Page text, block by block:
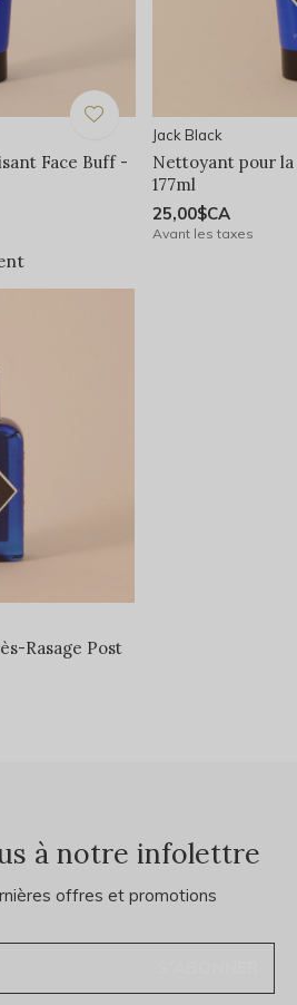
Face Buff -
Jack Black
Nettoyant pour la
177ml
25,00$CA
Avant les taxes
Rasage Post
à notre infolettre
offres et promotions